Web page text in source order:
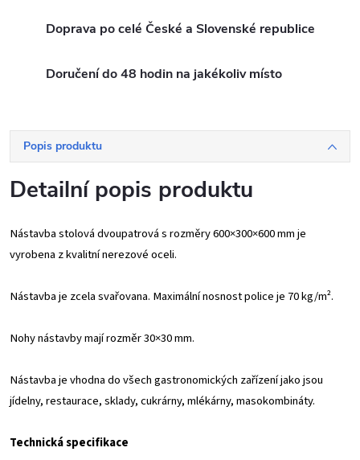
Doprava po celé České a Slovenské republice
Doručení do 48 hodin na jakékoliv místo
Popis produktu
Detailní popis produktu
Nástavba stolová dvoupatrová s rozměry 600×300×600 mm je
vyrobena z kvalitní nerezové oceli.
Nástavba je zcela svařovana. Maximální nosnost police je 70 kg/m².
Nohy nástavby mají rozměr 30×30 mm.
Nástavba je vhodna do všech gastronomických zařízení jako jsou
jídelny, restaurace, sklady, cukrárny, mlékárny, masokombináty.
Technická specifikace